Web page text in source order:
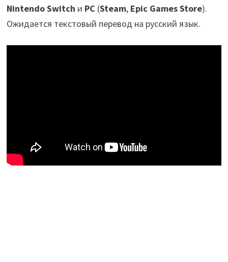
Nintendo Switch и PC (Steam, Epic Games Store).
Ожидается текстовый перевод на русский язык.